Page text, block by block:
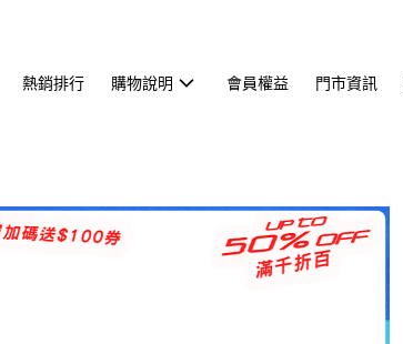
熱銷排行 購物說明 會員權益 門市資訊